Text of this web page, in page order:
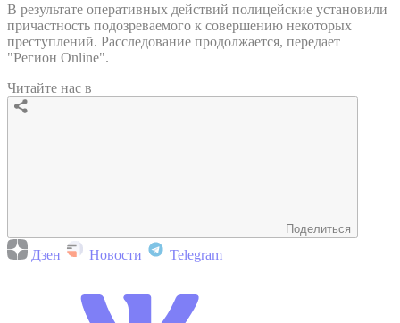
В результате оперативных действий полицейские установили
причастность подозреваемого к совершению некоторых
преступлений. Расследование продолжается, передает
"Регион Online".
Читайте нас в
Поделиться
Дзен Новости Telegram